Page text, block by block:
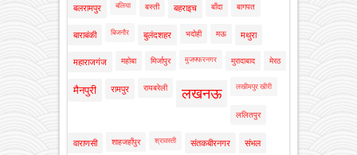
बलरामपुर बलिया बस्ती बहराइच बाँदा बागपत
बाराबंकी बिजनौर बुलंदशहर भदोही मऊ मथुरा
महाराजगंज महोबा मिर्जापुर मुजफ्फरनगर मुरादाबाद मेरठ
मैनपुरी रामपुर रायबरेली लखनऊ लखीमपुर खीरी
ललितपुर
वाराणसी शाहजहाँपुर श्रावस्ती संतकबीरनगर संभल